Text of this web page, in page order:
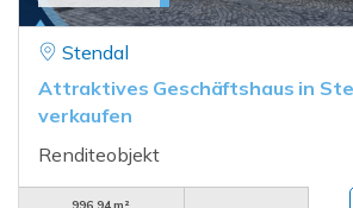
Stendal
Attraktives Geschäftshaus in
verkaufen
Renditeobjekt